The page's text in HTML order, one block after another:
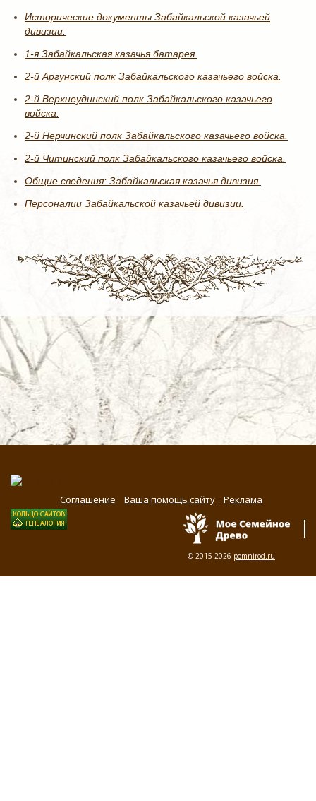
Исторические документы Забайкальской казачьей
дивизии.
1-я Забайкальская казачья батарея.
2-й Аргунский полк Забайкальского казачьего войска.
2-й Верхнеудинский полк Забайкальского казачьего
войска.
2-й Нерчинский полк Забайкальского казачьего войска.
2-й Читинский полк Забайкальского казачьего войска.
Общие сведения: Забайкальская казачья дивизия.
Персоналии Забайкальской казачьей дивизии.
Соглашение Ваша помощь сайту Реклама
© 2015-2026 pomnirod.ru